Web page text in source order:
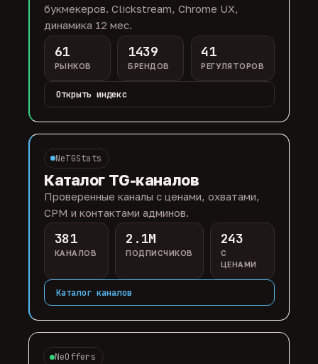
букмекеров. Clickstream, Chrome UX,
динамика 12 мес.
61
РЫНКОВ
1439
БРЕНДОВ
41
РЕГУЛЯТОРОВ
Открыть индекс
NeTGStats
Каталог TG-каналов
Проверенные каналы с ценами, охватами,
CPM и контактами админов.
381
КАНАЛОВ
2.1M
ПОДПИСЧИКОВ
243
С
ЦЕНАМИ
Каталог каналов
NeOffers